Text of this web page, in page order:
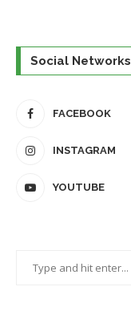
Social Networks
FACEBOOK
INSTAGRAM
YOUTUBE